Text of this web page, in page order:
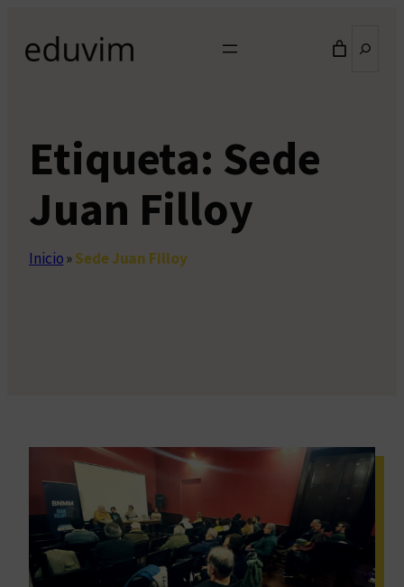
contenido
Etiqueta: Sede
Juan Filloy
Inicio»Sede Juan Filloy